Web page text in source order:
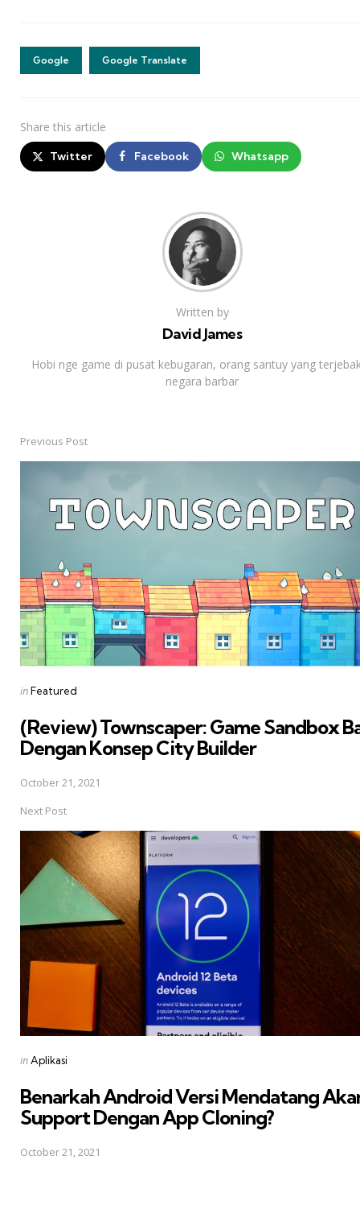
Google Google Translate
Share this article
Twitter Facebook Whatsapp
Written by
David James
Hobi nge game di pusat kebugaran, orang santuy yang
negara barbar
Post
navigation
Previous Post
Posted
inFeatured
(Review) Townscaper: Game Sandbox
Dengan Konsep City Builder
October 21, 2021
Next Post
Posted
inAplikasi
Benarkah Android Versi Mendatang
Support Dengan App Cloning?
October 21, 2021